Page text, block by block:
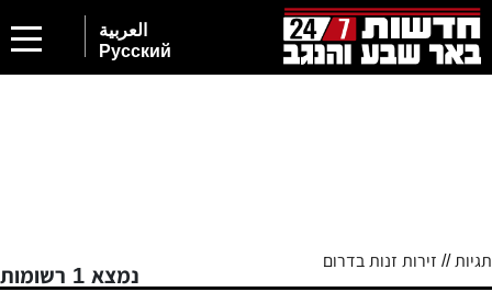
العربية
Русский
תגיות // זירות זנות בדרום
נמצא 1 רשומות